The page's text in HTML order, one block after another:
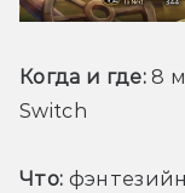
Когда и где: 8
Switch
Что: